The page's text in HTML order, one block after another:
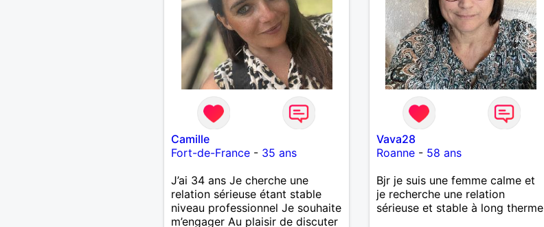
Camille
Fort-de-France- 35 ans
J’ai 34 ans Je cherche une
relation sérieuse étant stable
niveau professionnel Je souhaite
m’engager Au plaisir de discuter
Vava28
Roanne- 58 ans
Bjr je suis une femme calme et
je recherche une relation
sérieuse et stable à long therme